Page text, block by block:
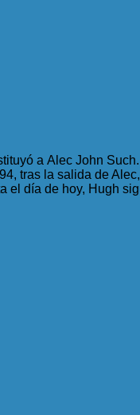
a Alec John
tras la salida de
día de hoy, Hugh